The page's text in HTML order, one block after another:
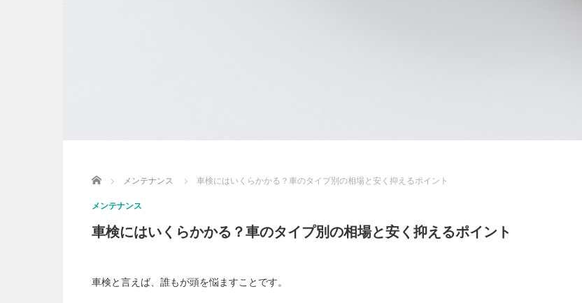
Home メンテナンス 車検にはいくらかかる？車のタイプ別の相場と安く抑えるポイント
メンテナンス
車検にはいくらかかる？車のタイプ別の相場と安く抑えるポイント
車検と言えば、誰もが頭を悩ますことです。